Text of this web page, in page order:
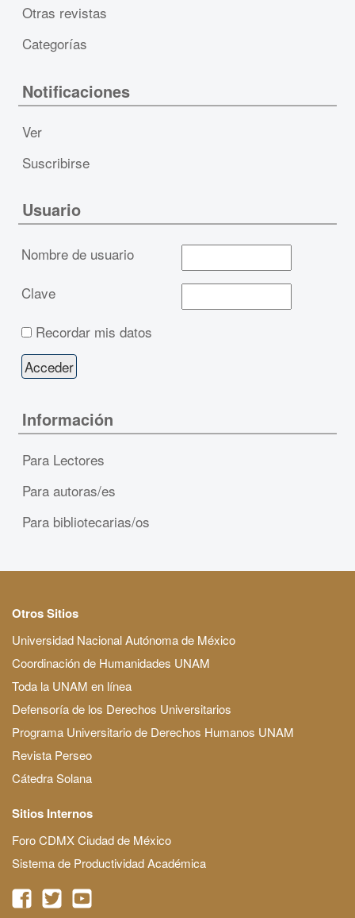
Otras revistas
Categorías
Notificaciones
Ver
Suscribirse
Usuario
Nombre de usuario
Clave
Recordar mis datos
Información
Para Lectores
Para autoras/es
Para bibliotecarias/os
Otros Sitios
Universidad Nacional Autónoma de México
Coordinación de Humanidades UNAM
Toda la UNAM en línea
Defensoría de los Derechos Universitarios
Programa Universitario de Derechos Humanos UNAM
Revista Perseo
Cátedra Solana
Sitios Internos
Foro CDMX Ciudad de México
Sistema de Productividad Académica